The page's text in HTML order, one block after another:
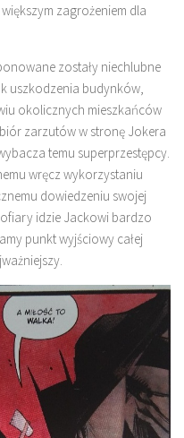
zagrożeniem dla
zostały niechlubne
uszkodzenia budynków,
okolicznych mieszkańców
zarzutów w stronę Jokera
temu superprzestępcy.
wręcz wykorzystaniu
dowiedzeniu swojej
idzie Jackowi bardzo
punkt wyjściowy całej